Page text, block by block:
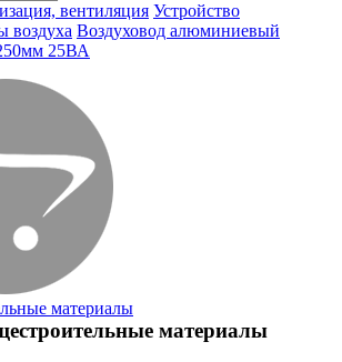
вентиляция Устройство
воздуха Воздуховод алюминиевый
25ВА
материалы
материалы